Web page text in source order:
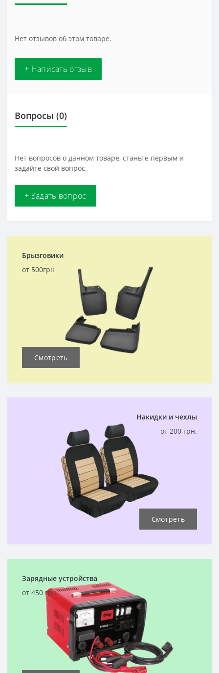
Нет отзывов об этом товаре.
+ Написать отзыв
Вопросы (0)
Нет вопросов о данном товаре, станьте первым и
задайте свой вопрос.
+ Задать вопрос
Брызговики
от 500грн
Смотреть
Накидки и чехлы
от 200 грн.
Смотреть
Зарядные устройства
от 450 грн.